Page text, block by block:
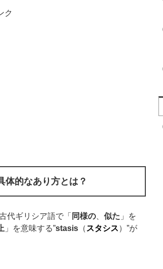
ク
体的なあり方とは？
代ギリシア語で「 同様の 似た 」を
」を意味する”stasis （ スタシス）”が